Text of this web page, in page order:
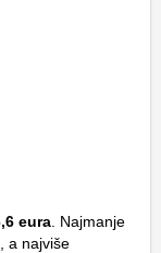
eura . Najmanje
, a najviše